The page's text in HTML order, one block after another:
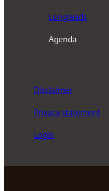
Longreads
Agenda
Disclaimer
Privacy statement
Login